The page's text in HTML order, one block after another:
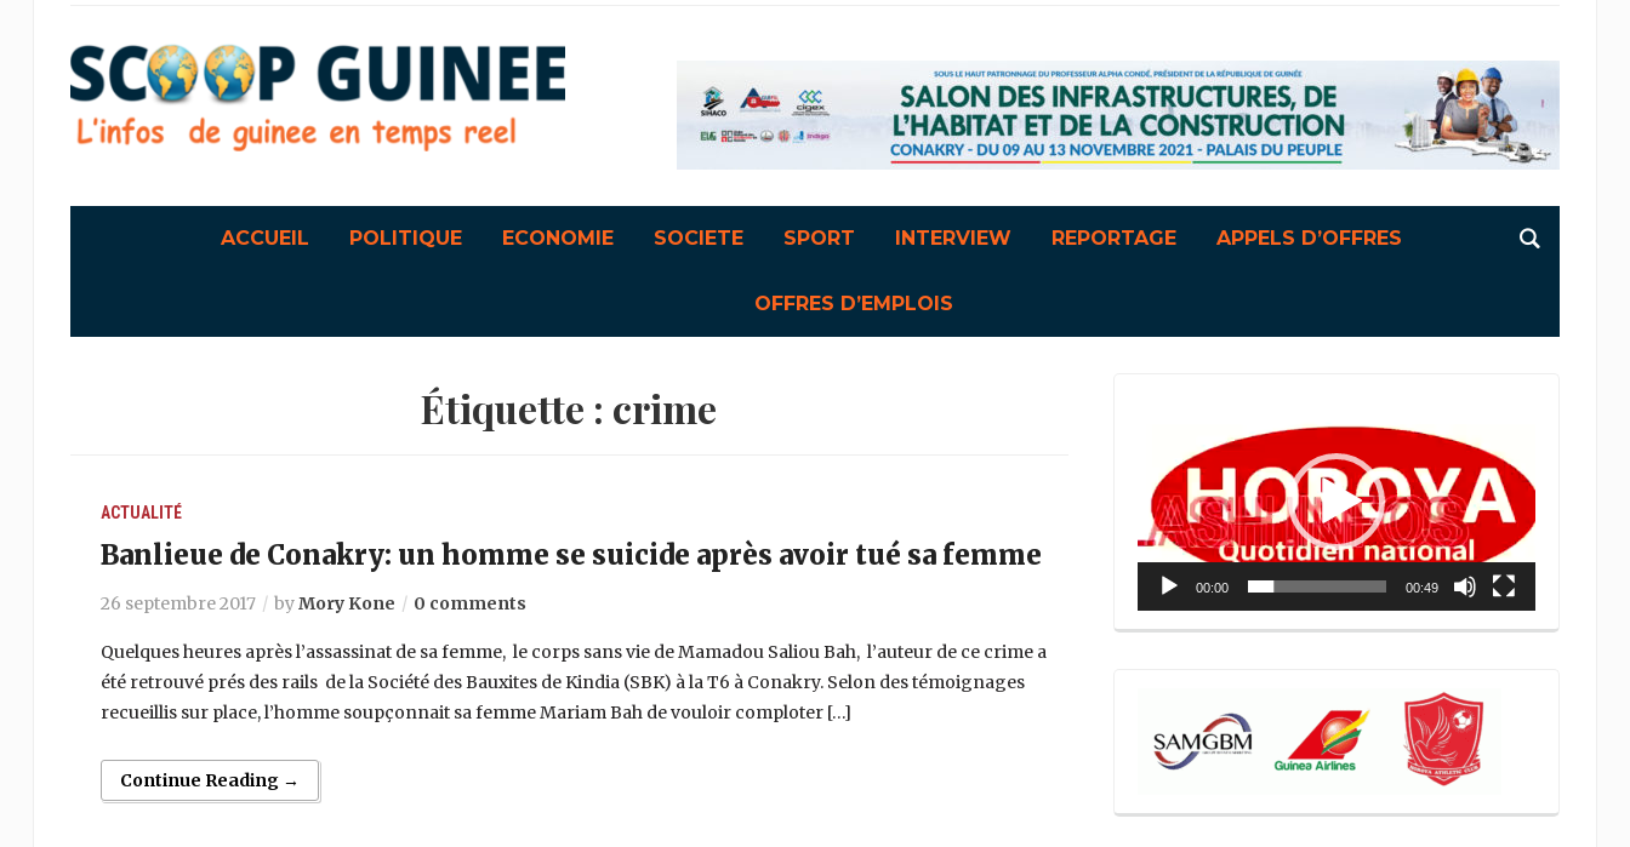
ACCUEIL POLITIQUE ECONOMIE SOCIETE SPORT INTERVIEW REPORTAGE APPELS D’OFFRES
OFFRES D’EMPLOIS
Étiquette : crime
ACTUALITÉ
Banlieue de Conakry: un homme se suicide après avoir tué sa femme
26 septembre 2017 byMory Kone 0 comments
Quelques heures après l’assassinat de sa femme, le corps sans vie de Mamadou Saliou Bah, l’auteur de ce crime a
été retrouvé prés des rails de la Société des Bauxites de Kindia (SBK) à la T6 à Conakry. Selon des témoignages
recueillis sur place, l’homme soupçonnait sa femme Mariam Bah de vouloir comploter […]
Continue Reading →
00:00 00:49